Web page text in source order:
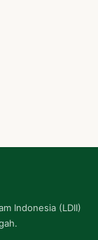
Indonesia (LDII)